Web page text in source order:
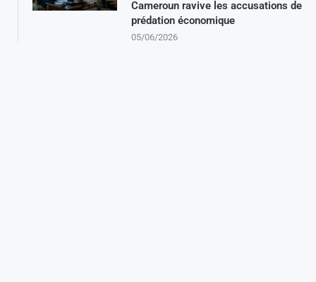
Cameroun ravive les accusations de
prédation économique
05/06/2026